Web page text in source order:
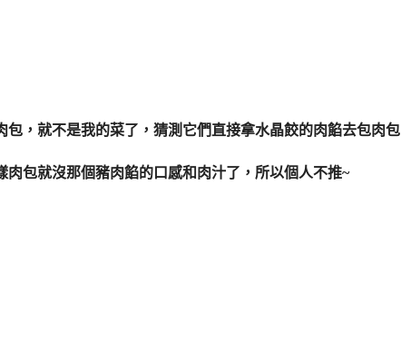
包，就不是我的菜了，猜測它們直接拿水晶餃的肉餡去包肉包
肉包就沒那個豬肉餡的口感和肉汁了，所以個人不推~